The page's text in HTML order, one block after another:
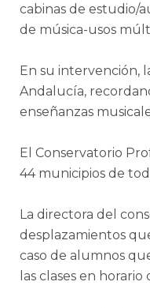
cabinas de estudio/
de música-usos
En su intervención,
Andalucía,
enseñanzas
El Conservatorio
44 municipios de
La directora del
desplazamientos
caso de alumnos
las clases en